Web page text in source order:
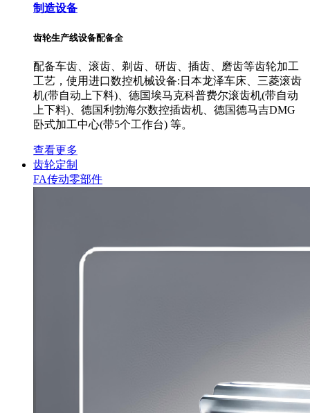
制造设备
齿轮生产线设备配备全
配备车齿、滚齿、剃齿、研齿、插齿、磨齿等齿轮加工
工艺，使用进口数控机械设备:日本龙泽车床、三菱滚齿
机(带自动上下料)、德国埃马克科普费尔滚齿机(带自动
上下料)、德国利勃海尔数控插齿机、德国德马吉DMG
卧式加工中心(带5个工作台) 等。
查看更多
齿轮定制
FA传动零部件